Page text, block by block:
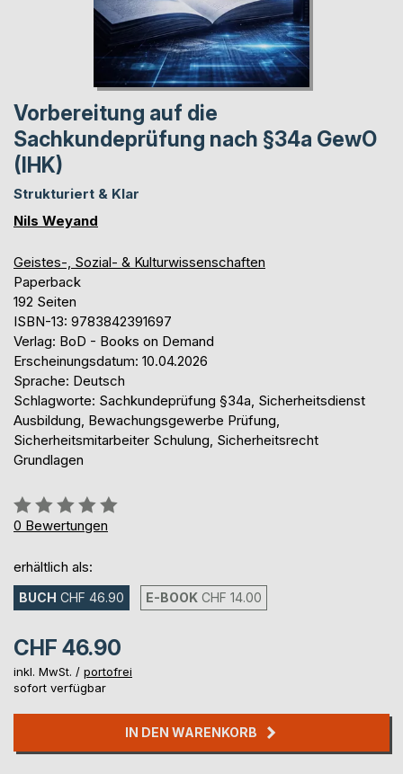
Vorbereitung auf die
Sachkundeprüfung nach §34a GewO
(IHK)
Strukturiert & Klar
Nils Weyand
Geistes-, Sozial- & Kulturwissenschaften
Paperback
192 Seiten
ISBN-13: 9783842391697
Verlag: BoD - Books on Demand
Erscheinungsdatum: 10.04.2026
Sprache: Deutsch
Schlagworte: Sachkundeprüfung §34a, Sicherheitsdienst
Ausbildung, Bewachungsgewerbe Prüfung,
Sicherheitsmitarbeiter Schulung, Sicherheitsrecht
Grundlagen
Bewertung::
0%
0 Bewertungen
erhältlich als:
BUCH CHF 46.90 E-BOOK CHF 14.00
CHF 46.90
inkl. MwSt. / portofrei
sofort verfügbar
IN DEN WARENKORB